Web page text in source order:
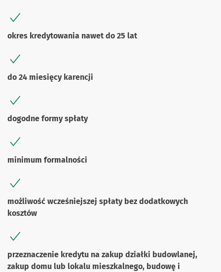
okres kredytowania nawet do 25 lat
do 24 miesięcy karencji
dogodne formy spłaty
minimum formalności
możliwość wcześniejszej spłaty bez dodatkowych
kosztów
przeznaczenie kredytu na zakup działki budowlanej,
zakup domu lub lokalu mieszkalnego, budowę i